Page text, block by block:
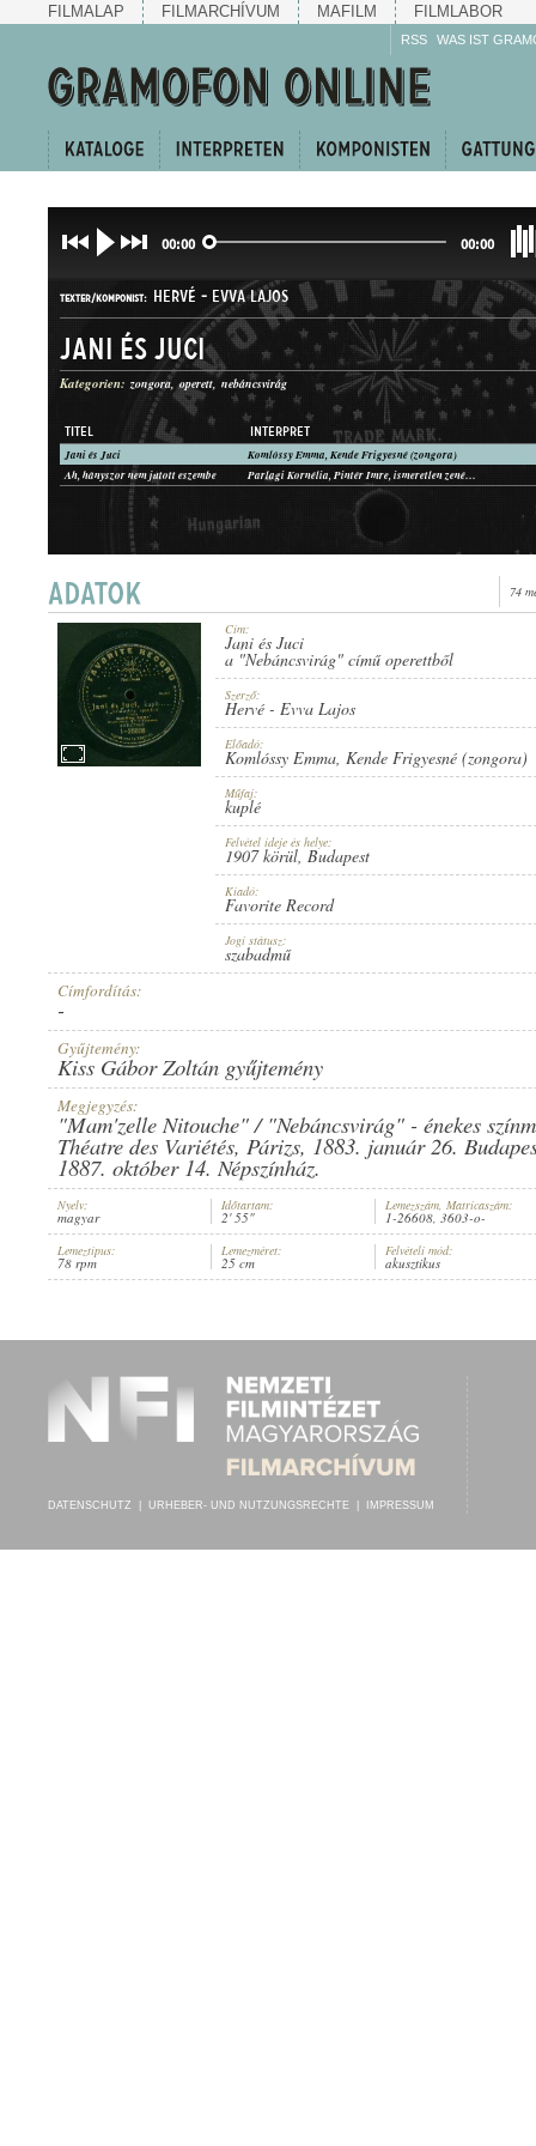
FILMALAP FILMARCHÍVUM MAFILM FILMLABOR
RSS WAS IST
00:00 00:00
KOMLÓSSY EMMA,KENDE FRIGYESNÉ (ZONGORA)
TEXTER/KOMPONIST: HERVÉ - EVVA LAJOS
GATTUNG: KUPLÉ
ERSCHEINUNGSJAHR: 1907 KÖRÜL
FAVORITE RECORD
PLATTENAUFNAHME:
Jani és Juci
Kategorien: zongora operett nebáncsvirág
TITEL INTERPRET
Jani és Juci
Komlóssy Emma, Kende Frigyesné (zongora)
Ah, hányszor nem jutott eszembe
Parlagi Kornélia, Pintér Imre, ismeretlen zenész (zongora)
74
Cím:
Jani és Juci
a "Nebáncsvirág" című operettből
Szerző:
Hervé - Evva Lajos
Előadó:
Komlóssy Emma, Kende Frigyesné (zongora)
Műfaj:
kuplé
Felvétel ideje és helye:
1907 körül, Budapest
Kiadó:
Favorite Record
Jogi státusz:
szabadmű
Címfordítás:
-
Gyűjtemény:
Kiss Gábor Zoltán gyűjtemény
Megjegyzés:
"Mam'zelle Nitouche" / "Nebáncsvirág" - énekes
Théatre des Variétés, Párizs, 1883. január 26.
1887. október 14. Népszínház.
Nyelv:
magyar
Időtartam:
2' 55"
Lemezszám, Matricaszám:
1-26608, 3603-o-
Lemeztípus:
78 rpm
Lemezméret:
25 cm
Felvételi mód:
akusztikus
DATENSCHUTZ URHEBER- UND NUTZUNGSRECHTE IMPRESSUM